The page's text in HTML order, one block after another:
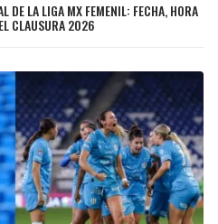
DE LA LIGA MX FEMENIL: FECHA, HORA
CLAUSURA 2026